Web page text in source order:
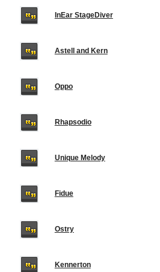
InEar StageDiver
Astell and Kern
Oppo
Rhapsodio
Unique Melody
Fidue
Ostry
Kennerton